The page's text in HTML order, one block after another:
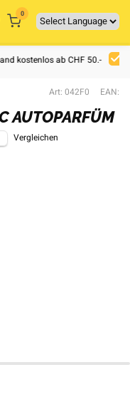
0
kostenlos ab CHF 50.-
Art: 042F0 EAN:
AUTOPARFÜM
Vergleichen